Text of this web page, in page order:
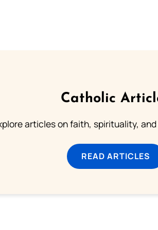
Catholic
articles on faith, spirituality,
READ ARTICLES